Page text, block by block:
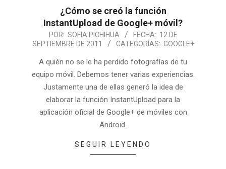
¿Cómo se creó la función
InstantUpload de Google+ móvil?
POR: SOFIA PICHIHUA FECHA: 12 DE
SEPTIEMBRE DE 2011
CATEGORÍAS: GOOGLE+
A quién no se le ha perdido fotografías de tu
equipo móvil. Debemos tener varias experiencias.
Justamente una de ellas generó la idea de
elaborar la función InstantUpload para la
aplicación oficial de Google+ de móviles con
Android.
SEGUIR LEYENDO